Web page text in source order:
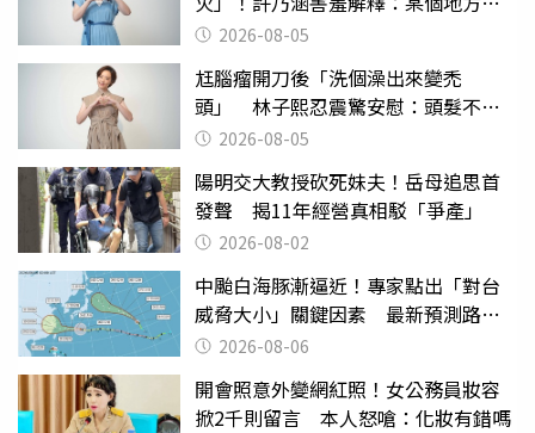
燒起來了
2026-08-05
尪腦瘤開刀後「洗個澡出來變禿
頭」 林子熙忍震驚安慰：頭髮不重
要 2026-08-05
陽明交大教授砍死妹夫！岳母追思首
發聲 揭11年經營真相駁「爭產」
2026-08-02
中颱白海豚漸逼近！專家點出「對台
威脅大小」關鍵因素 最新預測路徑
曝 2026-08-06
開會照意外變網紅照！女公務員妝容
掀2千則留言 本人怒嗆：化妝有錯嗎